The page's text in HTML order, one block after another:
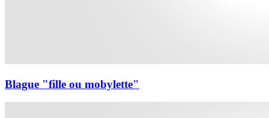
Blague "fille ou mobylette"